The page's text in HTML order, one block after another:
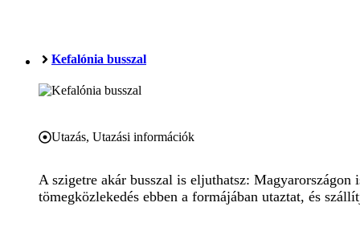
Kefalónia busszal
Utazás, Utazási információk
A szigetre akár busszal is eljuthatsz:
tömegközlekedés ebben a formájában utaztat, és